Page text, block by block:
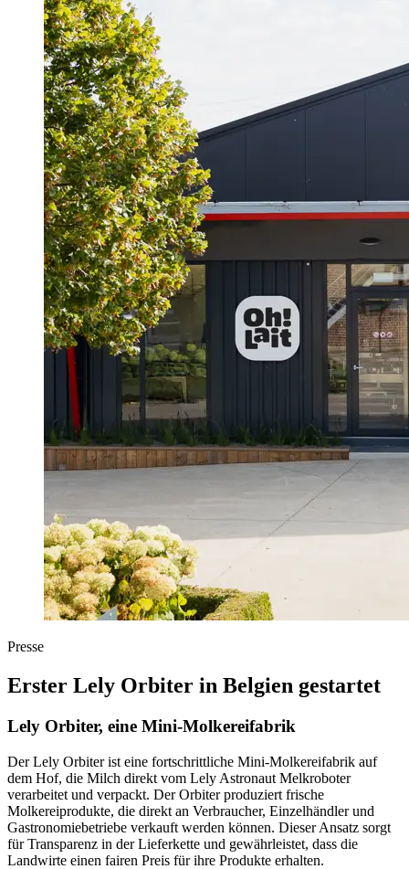
Presse
Erster Lely Orbiter in Belgien gestartet
Lely Orbiter, eine Mini-Molkereifabrik
Der Lely Orbiter ist eine fortschrittliche Mini-Molkereifabrik auf
dem Hof, die Milch direkt vom Lely Astronaut Melkroboter
verarbeitet und verpackt. Der Orbiter produziert frische
Molkereiprodukte, die direkt an Verbraucher, Einzelhändler und
Gastronomiebetriebe verkauft werden können. Dieser Ansatz sorgt
für Transparenz in der Lieferkette und gewährleistet, dass die
Landwirte einen fairen Preis für ihre Produkte erhalten.